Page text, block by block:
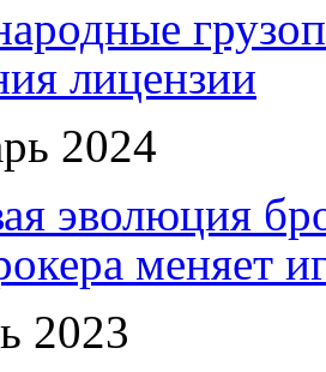
лицензии
2024
эволюция
меняет
2023